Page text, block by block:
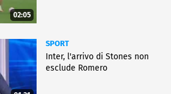
02:05
SPORT
Inter, l'arrivo di Stones non
esclude Romero